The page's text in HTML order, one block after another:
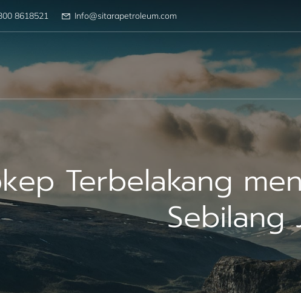
8618521 Info@sitarapetroleum.com
Terbelakang
Sebilang